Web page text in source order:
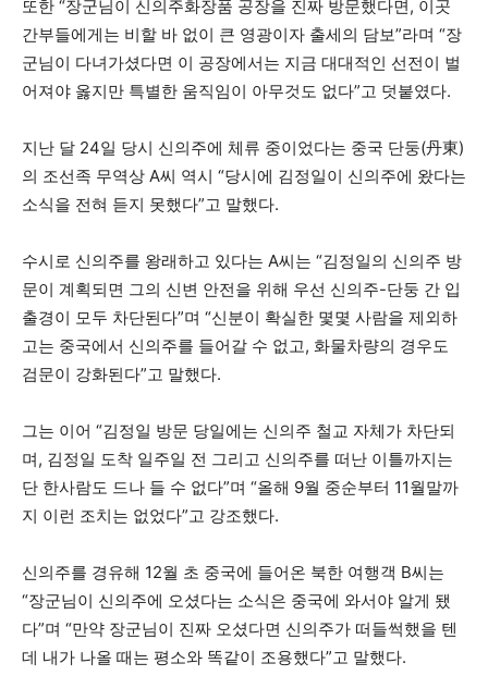
또한 “장군님이 신의주화장품 공장을 진짜 방문했다면, 이곳
간부들에게는 비할 바 없이 큰 영광이자 출세의 담보”라며 “장
군님이 다녀가셨다면 이 공장에서는 지금 대대적인 선전이 벌
어져야 옳지만 특별한 움직임이 아무것도 없다”고 덧붙였다.
지난 달 24일 당시 신의주에 체류 중이었다는 중국 단둥(丹東)
의 조선족 무역상 A씨 역시 “당시에 김정일이 신의주에 왔다는
소식을 전혀 듣지 못했다”고 말했다.
수시로 신의주를 왕래하고 있다는 A씨는 “김정일의 신의주 방
문이 계획되면 그의 신변 안전을 위해 우선 신의주-단둥 간 입
출경이 모두 차단된다”며 “신분이 확실한 몇몇 사람을 제외하
고는 중국에서 신의주를 들어갈 수 없고, 화물차량의 경우도
검문이 강화된다”고 말했다.
그는 이어 “김정일 방문 당일에는 신의주 철교 자체가 차단되
며, 김정일 도착 일주일 전 그리고 신의주를 떠난 이틀까지는
단 한사람도 드나 들 수 없다”며 “올해 9월 중순부터 11월말까
지 이런 조치는 없었다”고 강조했다.
신의주를 경유해 12월 초 중국에 들어온 북한 여행객 B씨는
“장군님이 신의주에 오셨다는 소식은 중국에 와서야 알게 됐
다”며 “만약 장군님이 진짜 오셨다면 신의주가 떠들썩했을 텐
데 내가 나올 때는 평소와 똑같이 조용했다”고 말했다.